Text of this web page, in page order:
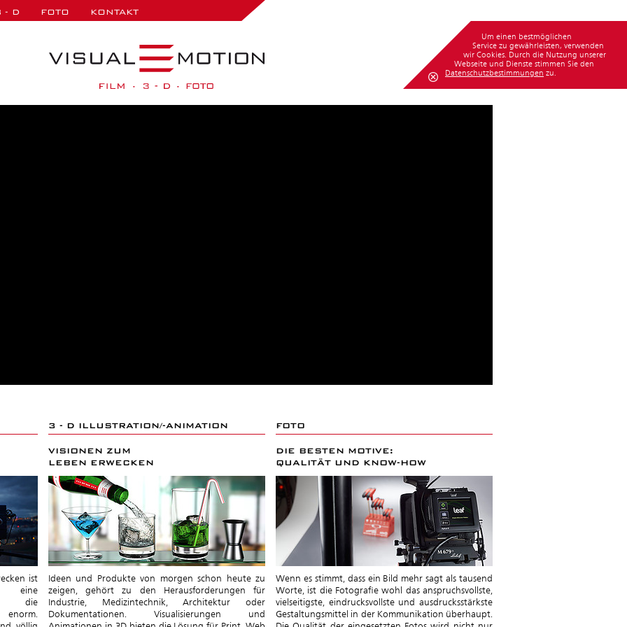
Um einen bestmöglichen
Service zu gewährleisten, verwenden
wir Cookies. Durch die Nutzung unserer
Webseite und Dienste stimmen Sie den
Datenschutzbestimmungen zu.
- D FOTO KONTAKT
3 - D ILLUSTRATION/-ANIMATION FOTO
VISIONEN ZUM
LEBEN ERWECKEN
DIE BESTEN MOTIVE:
QUALITÄT UND KNOW-HOW
ist
eine
die
enorm.
Ideen und Produkte von morgen schon heute zu
zeigen, gehört zu den Herausforderungen für
Industrie, Medizintechnik, Architektur oder
Dokumentationen. Visualisierungen und
Wenn es stimmt, dass ein Bild mehr sagt als tausend
Worte, ist die Fotografie wohl das anspruchsvollste,
vielseitigste, eindrucksvollste und ausdrucksstärkste
Gestaltungsmittel in der Kommunikation überhaupt.